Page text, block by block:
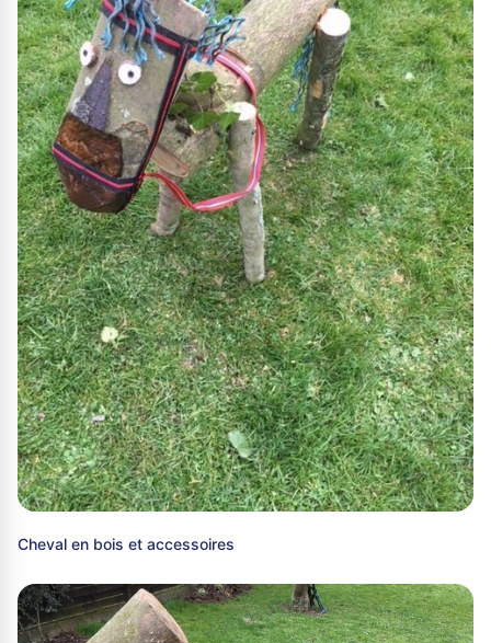
Cheval en bois et accessoires